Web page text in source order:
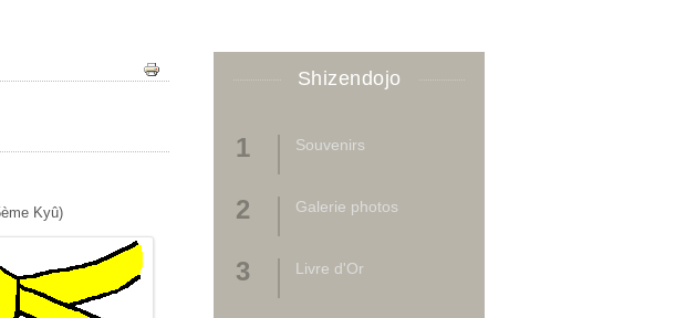
Shizendojo
Souvenirs
Galerie photos
Livre d'Or
Kyû)